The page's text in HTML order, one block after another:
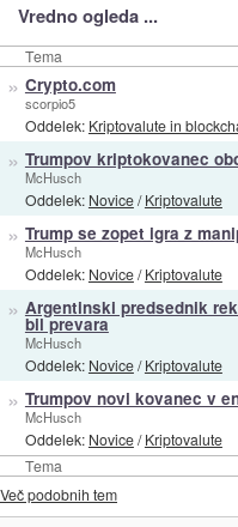
Vredno ogleda ...
Tema
Tema
» Crypto.com
scorpio5
Oddelek: Kriptovalute in
» Trumpov kriptokovanec
McHusch
Oddelek: Novice/Kriptovalute
» Trump se zopet igra z
McHusch
Oddelek: Novice/Kriptovalute
» Argentinski predsednik
bil prevara
McHusch
Oddelek: Novice/Kriptovalute
» Trumpov novi kovanec v
McHusch
Oddelek: Novice/Kriptovalute
Več podobnih tem